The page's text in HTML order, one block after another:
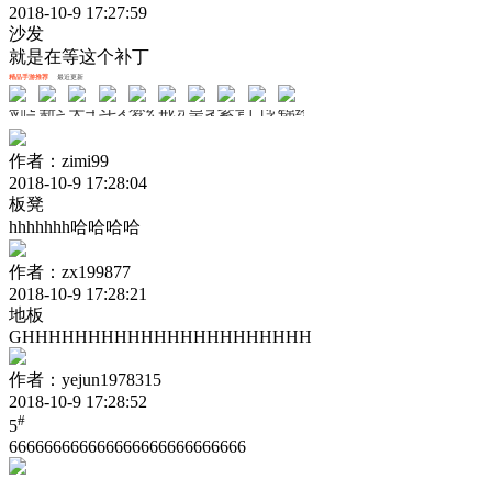
2018-10-9 17:27:59
沙发
就是在等这个补丁
精品手游推荐 最近更新
剑与轮回
新斗罗大陆
天书奇谈
斗罗大陆斗神再临
梦幻无间
戒灵传说
皇者紫青双剑
口袋山海经
锦绣江湖
作者：zimi99
2018-10-9 17:28:04
板凳
hhhhhhh哈哈哈哈
作者：zx199877
2018-10-9 17:28:21
地板
GHHHHHHHHHHHHHHHHHHHHHH
作者：yejun1978315
2018-10-9 17:28:52
5#
666666666666666666666666666